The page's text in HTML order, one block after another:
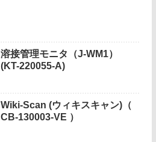
溶接管理モニタ（J-WM1）
(KT-220055-A)
Wiki-Scan (ウィキスキャン)（
CB-130003-VE ）